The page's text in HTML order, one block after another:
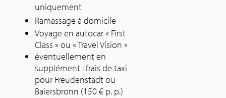
uniquement
Ramassage à domicile
Voyage en autocar « First
Class » ou « Travel Vision »
éventuellement en
supplément : frais de taxi
pour Freudenstadt ou
Baiersbronn (150 € p. p.)